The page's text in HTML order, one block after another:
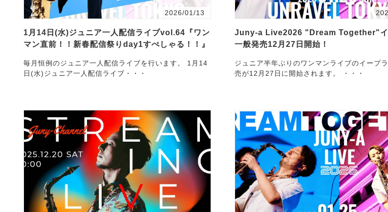
2026/01/13
1月14日(水)ジュニア一人配信ライブvol.64『ワン
マン直前！！新春配信祭りday1すぺしゃる！！』
毎月恒例のジュニア一人配信ライブを行います。 1月14
日(水)ジュニア一人配信ライブ・・・
Juny-a Live2026 "Dream Together"イ
一般発売12月27日開始！
ジュニア半年ぶりのワンマンライブのイープ
売が12月27日に開始されます。 ・・・